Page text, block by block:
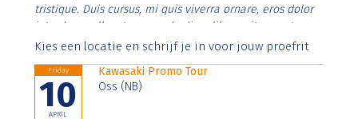
tristique. Duis cursus, mi quis viverra ornare, eros dolor
interdum nulla, ut commodo diam libero vitae erat.
Aenean faucibus nibh et justo cursus id rutrum lorem
Kies een locatie en schrijf je in voor jouw proefrit
Friday
10
APRIL
Kawasaki Promo Tour
Oss (NB)